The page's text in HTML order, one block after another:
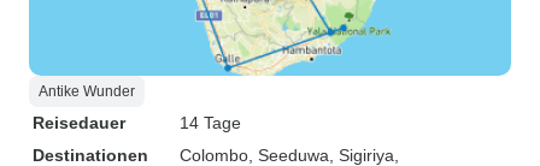
Antike Wunder
Reisedauer
14 Tage
Destinationen
Colombo , Seeduwa , Sigiriya